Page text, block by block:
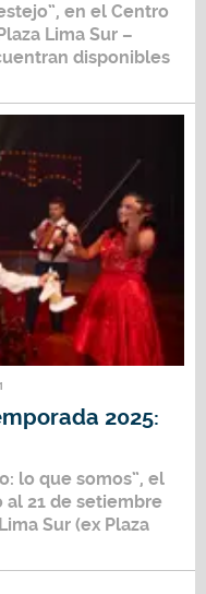
en el Centro
Lima Sur –
disponibles
2025:
lo que somos”, el
al 21 de setiembre
Sur (ex Plaza